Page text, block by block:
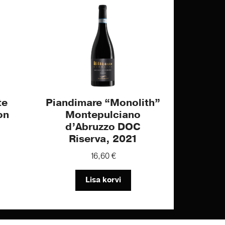
Piandimare “Monolith”
Montepulciano
d’Abruzzo DOC
Riserva, 2021
16,60€
Lisa korvi